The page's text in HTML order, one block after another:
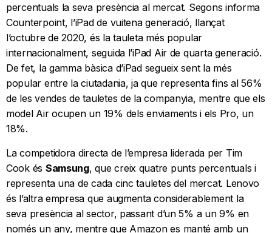
percentuals la seva presència al mercat. Segons informa
Counterpoint, l’iPad de vuitena generació, llançat
l’octubre de 2020, és la tauleta més popular
internacionalment, seguida l’iPad Air de quarta generació.
De fet, la gamma bàsica d’iPad segueix sent la més
popular entre la ciutadania, ja que representa fins al 56%
de les vendes de tauletes de la companyia, mentre que els
model Air ocupen un 19% dels enviaments i els Pro, un
18%.
La competidora directa de l’empresa liderada per Tim
Cook és Samsung, que creix quatre punts percentuals i
representa una de cada cinc tauletes del mercat. Lenovo
és l’altra empresa que augmenta considerablement la
seva presència al sector, passant d’un 5% a un 9% en
només un any, mentre que Amazon es manté amb un